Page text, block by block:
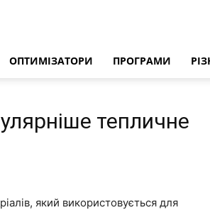
ОПТИМІЗАТОРИ ПРОГРАМИ
тепличне
який використовується для